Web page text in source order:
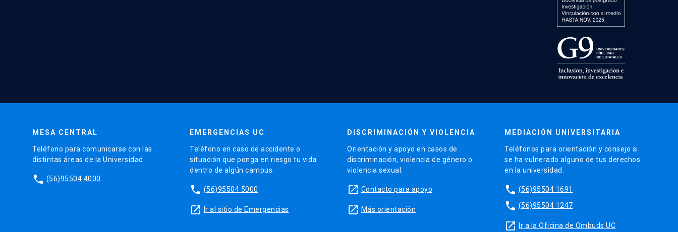
MESA CENTRAL
Teléfono para comunicarse con las
distintas áreas de la Universidad.
phone (56)95504 4000
EMERGENCIAS UC
Teléfono en caso de accidente o
situación que ponga en riesgo tu vida
dentro de algún campus.
phone (56)95504 5000
launch Ir al sitio de Emergencias
DISCRIMINACIÓN Y VIOLENCIA
Orientación y apoyo en casos de
discriminación, violencia de género o
violencia sexual.
launch Contacto para apoyo
launch Más orientación
MEDIACIÓN UNIVERSITARIA
Teléfonos para orientación y consejo si
se ha vulnerado alguno de tus derechos
en la universidad.
phone (56)95504 1691
phone (56)95504 1247
launch Ir a la Oficina de Ombuds UC